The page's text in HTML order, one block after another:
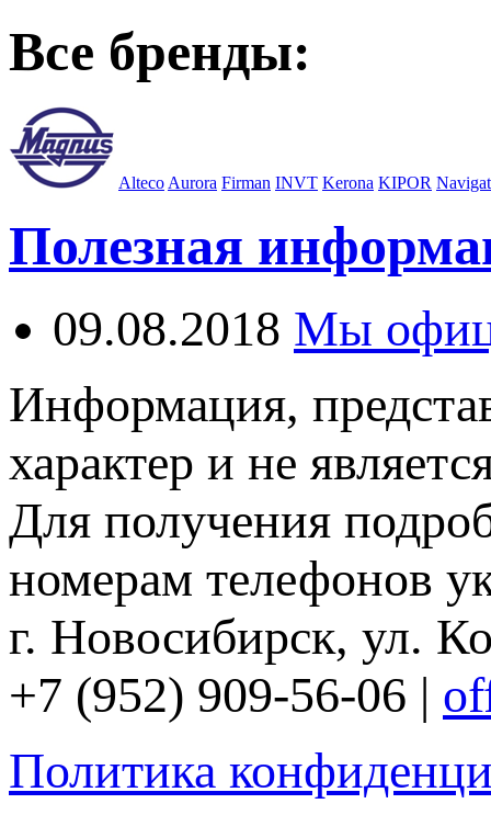
Все бренды:
Alteco Aurora Firman INVT Kerona KIPOR
Полезная
09.08.2018 Мы
Информация,
характер и не
Для получения
номерам телефонов
г. Новосибирск, ул.
+7 (952) 909-56-06 |
Политика